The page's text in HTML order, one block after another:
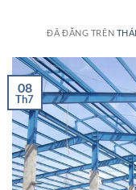
ĐÃ ĐĂNG TRÊN
08
Th7